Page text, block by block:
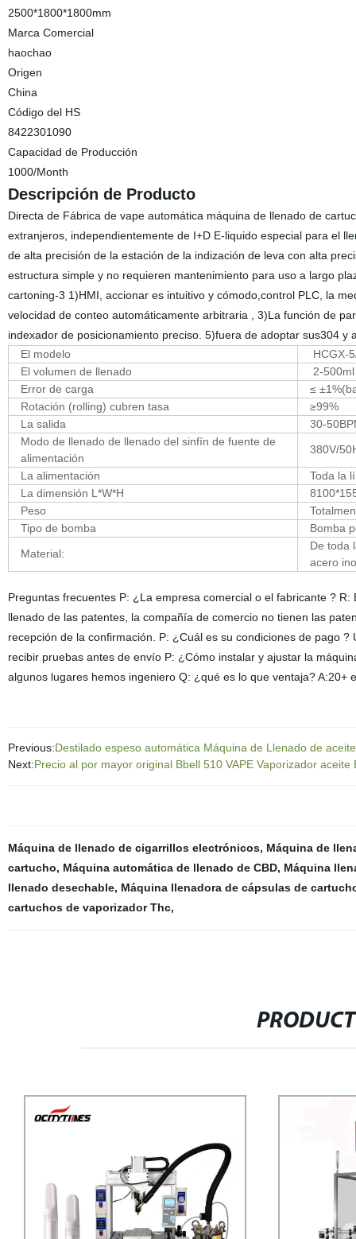
2500*1800*1800mm
Marca Comercial
haochao
Origen
China
Código del HS
8422301090
Capacidad de Producción
1000/Month
Descripción de Producto
Directa de Fábrica de vape automática máquina de llenado de
extranjeros, independientemente de I+D E-liquido especial para el
de alta precisión de la estación de la indización de leva con alta
estructura simple y no requieren mantenimiento para uso a largo
cartoning-3 1)HMI, accionar es intuitivo y cómodo,control PLC, la
velocidad de conteo automáticamente arbitraria , 3)La función de
indexador de posicionamiento preciso. 5)fuera de adoptar sus304
El modelo
HCGX-
El volumen de llenado
2-
Error de carga
≤
Rotación (rolling) cubren tasa
≥99%
La salida
30-
Modo de llenado de llenado del sinfín de fuente de
alimentación
380V/
La alimentación
Toda la
La dimensión L*W*H
Peso
Tipo de bomba
Bomba
Material:
De toda
acero
Preguntas frecuentes P: ¿La empresa comercial o el fabricante ?
llenado de las patentes, la compañía de comercio no tienen las
recepción de la confirmación. P: ¿Cuál es su condiciones de pago
recibir pruebas antes de envío P: ¿Cómo instalar y ajustar la
algunos lugares hemos ingeniero Q: ¿qué es lo que ventaja?
Previous:Destilado espeso automática Máquina de Llenado de
Next:Precio al por mayor original Bbell 510 VAPE Vaporizador
Máquina de llenado de cigarrillos electrónicos, Máquina de
cartucho, Máquina automática de llenado de CBD, Máquina
llenado desechable, Máquina llenadora de cápsulas de
cartuchos de vaporizador Thc,